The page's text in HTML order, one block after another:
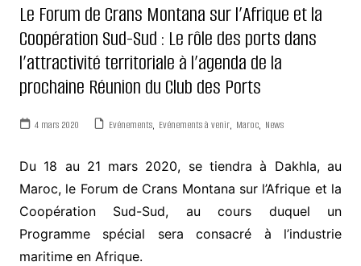
Le Forum de Crans Montana sur l’Afrique et la
Coopération Sud-Sud : Le rôle des ports dans
l’attractivité territoriale à l’agenda de la
prochaine Réunion du Club des Ports
4 mars 2020 Evénements, Evénements à venir, Maroc, News
Du 18 au 21 mars 2020, se tiendra à Dakhla, au
Maroc, le Forum de Crans Montana sur l’Afrique et la
Coopération Sud-Sud, au cours duquel un
Programme spécial sera consacré à l’industrie
maritime en Afrique.